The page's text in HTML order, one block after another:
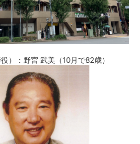
）：野宮 武美（10月で82歳）